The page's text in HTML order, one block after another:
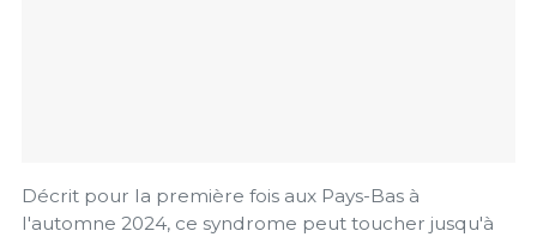
Décrit pour la première fois aux Pays-Bas à
l'automne 2024, ce syndrome peut toucher jusqu'à